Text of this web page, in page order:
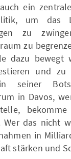
ein
um das
zu
zu
dazu bewegt
und zu
seiner
in Davos,
Wer das nicht
in
stärken und